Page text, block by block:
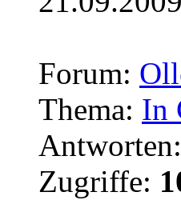
Forum:
Thema: In
Antworten:
Zugriffe: